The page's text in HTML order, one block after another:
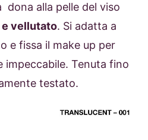
alla pelle del viso
vellutato. Si adatta a
e fissa il make up per
impeccabile. Tenuta fino
testato.